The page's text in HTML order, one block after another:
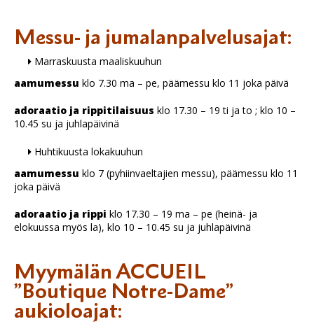
Messu- ja jumalanpalvelusajat:
Marraskuusta maaliskuuhun
aamumessu klo 7.30 ma – pe, päämessu klo 11 joka päivä
adoraatio ja rippitilaisuus klo 17.30 – 19 ti ja to ; klo 10 –
10.45 su ja juhlapäivinä
Huhtikuusta lokakuuhun
aamumessu klo 7 (pyhiinvaeltajien messu), päämessu klo 11
joka päivä
adoraatio ja rippi klo 17.30 – 19 ma – pe (heinä- ja
elokuussa myös la), klo 10 – 10.45 su ja juhlapäivinä
Myymälän ACCUEIL
”Boutique Notre-Dame”
aukioloajat: